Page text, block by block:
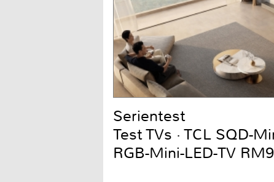
Serientest
Test TVs · TCL SQD-
RGB-Mini-LED-TV